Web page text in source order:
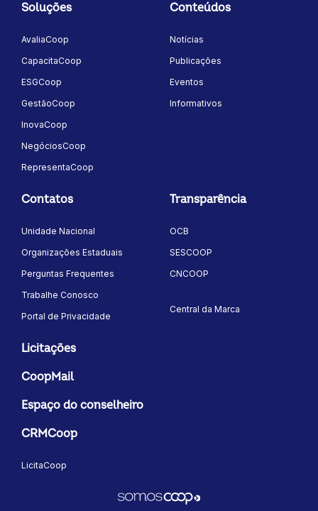
Soluções
AvaliaCoop
CapacitaCoop
ESGCoop
GestãoCoop
InovaCoop
NegóciosCoop
RepresentaCoop
Conteúdos
Notícias
Publicações
Eventos
Informativos
Contatos
Unidade Nacional
Organizações Estaduais
Perguntas Frequentes
Trabalhe Conosco
Portal de Privacidade
Transparência
OCB
SESCOOP
CNCOOP
Central da Marca
Licitações
CoopMail
Espaço do conselheiro
CRMCoop
LicitaCoop